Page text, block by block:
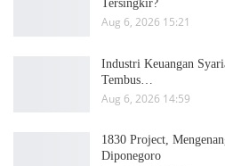
Tersingkir?
Aug 6, 2026 15:21
Industri Keuangan
Tembus…
Aug 6, 2026 14:59
1830 Project,
Diponegoro